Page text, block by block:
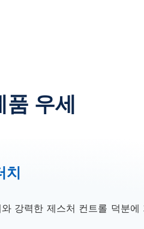
품 우세
치
강력한 제스처 컨트롤 덕분에